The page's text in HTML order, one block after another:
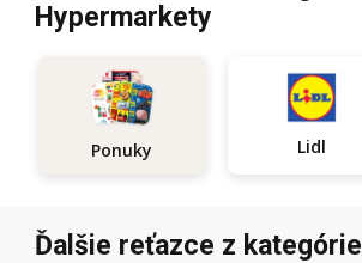
Hypermarkety
Ponuky Lidl
Ďalšie reťazce z kategórie